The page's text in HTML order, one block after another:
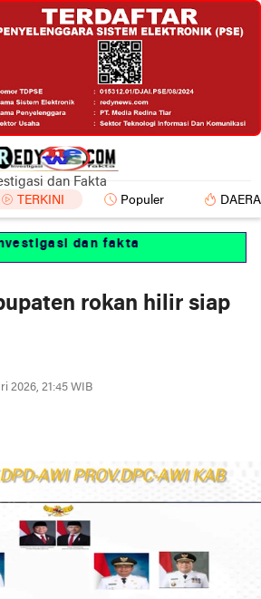
dan Fakta
TERKINI Populer
dan fakta
rokan hilir siap
2026, 21:45 WIB